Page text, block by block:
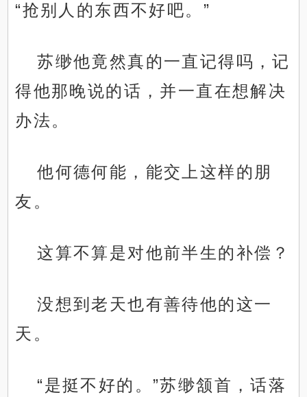
“抢别人的东西不好吧。”
苏缈他竟然真的一直记得吗，记
得他那晚说的话，并一直在想解决
办法。
他何德何能，能交上这样的朋
友。
这算不算是对他前半生的补偿？
没想到老天也有善待他的这一
天。
“是挺不好的。”苏缈颔首，话落